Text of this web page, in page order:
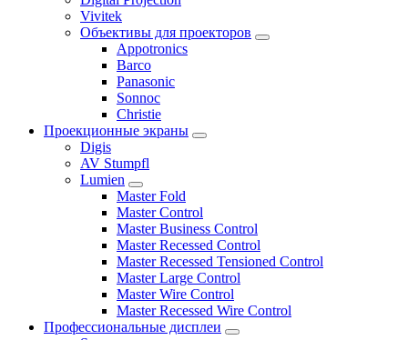
Vivitek
Объективы для проекторов
Appotronics
Barco
Panasonic
Sonnoc
Сhristie
Проекционные экраны
Digis
AV Stumpfl
Lumien
Master Fold
Master Control
Master Business Control
Master Recessed Control
Master Recessed Tensioned Control
Master Large Control
Master Wire Control
Master Recessed Wire Control
Профессиональные дисплеи